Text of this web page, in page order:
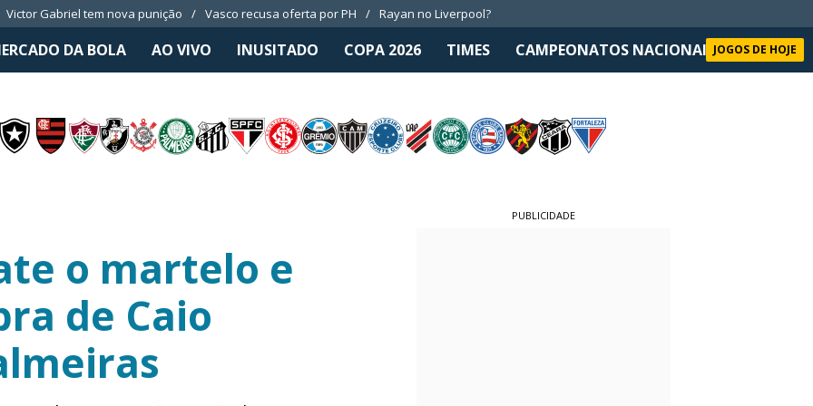
Victor Gabriel tem nova punição Vasco recusa oferta por PH Rayan no Liverpool?
DA BOLA AO VIVO INUSITADO COPA 2026 TIMES CAMPEONATOS NACIONAIS SELEÇÃO
JOGOS DE HOJE
o martelo e
de Caio
PUBLICIDADE